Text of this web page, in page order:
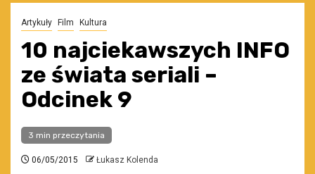
Artykuły Film Kultura
10 najciekawszych INFO
ze świata seriali –
Odcinek 9
3 min przeczytania
06/05/2015 Łukasz Kolenda